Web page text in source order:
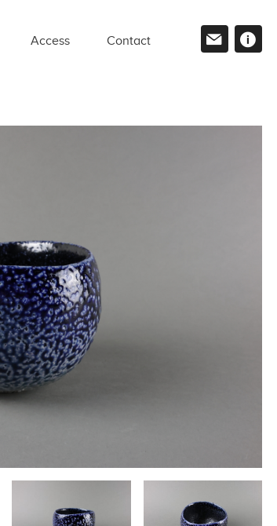
Access Contact